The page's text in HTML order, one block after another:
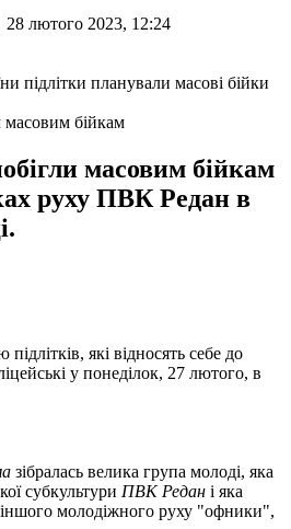
28 лютого 2023, 12:24
масовим бійкам
масовим бійкам
руху ПВК Редан в
які відносять себе до
у понеділок, 27 лютого, в
зібралась велика група молоді, яка
субкультури ПВК Редан і яка
молодіжного руху "офники",